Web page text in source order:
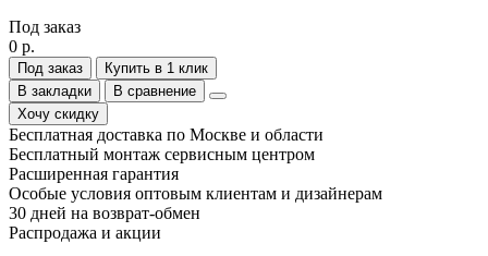
Под заказ
0 р.
Под заказ
Купить в 1 клик
В закладки
В сравнение
Хочу скидку
Бесплатная доставка по Москве и области
Бесплатный монтаж сервисным центром
Расширенная гарантия
Особые условия оптовым клиентам и дизайнерам
30 дней на возврат-обмен
Распродажа и акции